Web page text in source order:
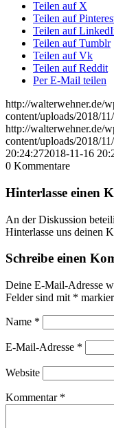
Teilen auf X
Teilen auf
Teilen auf
Teilen auf Tumblr
Teilen auf Vk
Teilen auf Reddit
Per E-Mail teilen
http://walterwehner.de/
content/uploads/2018/
http://walterwehner.de/
content/uploads/2018/
20:24:272018-11-16
0 Kommentare
Hinterlasse einen
An der Diskussion
Hinterlasse uns deinen
Schreibe einen
Deine E-Mail-Adresse
Felder sind mit *
Name *
E-Mail-Adresse *
Website
Kommentar *